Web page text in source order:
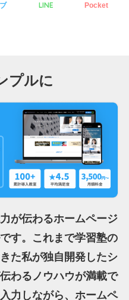
LINE Pocket
プルに
が伝わるホームページ
す。これまで学習塾の
た私が独自開発したシ
わるノウハウが満載で
力しながら、ホームペ